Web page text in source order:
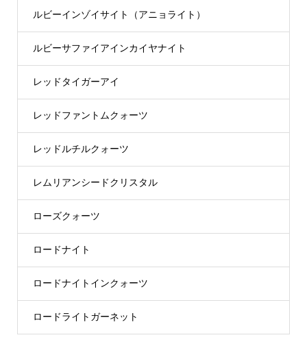
ルビーインゾイサイト（アニョライト）
ルビーサファイアインカイヤナイト
レッドタイガーアイ
レッドファントムクォーツ
レッドルチルクォーツ
レムリアンシードクリスタル
ローズクォーツ
ロードナイト
ロードナイトインクォーツ
ロードライトガーネット